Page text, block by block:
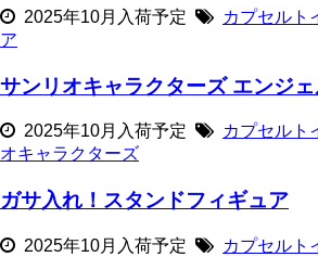
2025年10月入荷予定 カプセルト
ア
サンリオキャラクターズ エンジ
2025年10月入荷予定 カプセルト
オキャラクターズ
ガサ入れ！スタンドフィギュア
2025年10月入荷予定 カプセルト